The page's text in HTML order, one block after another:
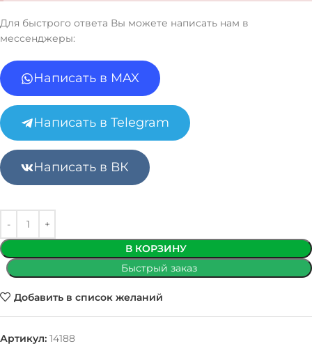
Для быстрого ответа Вы можете написать нам в
мессенджеры:
Написать в MAX
Написать в Telegram
Написать в ВК
В КОРЗИНУ
Быстрый заказ
Добавить в список желаний
Артикул: 14188